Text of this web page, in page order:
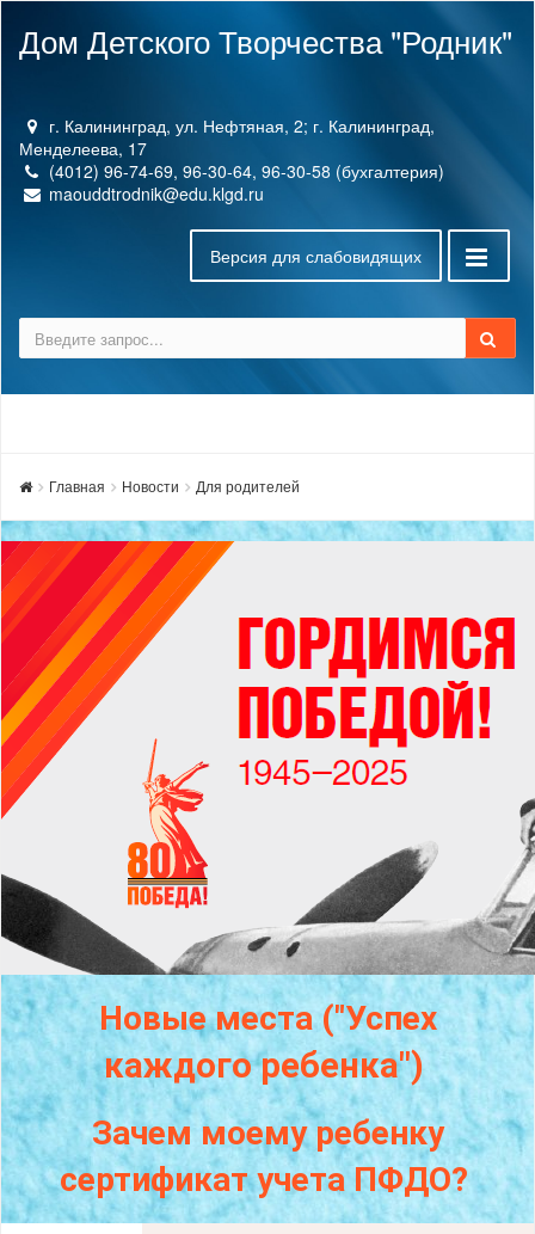
Дом Детского Творчества "Родник"
г. Калининград, ул. Нефтяная, 2; г. Калининград,
Менделеева, 17
(4012) 96-74-69, 96-30-64, 96-30-58 (бухгалтерия)
maouddtrodnik@edu.klgd.ru
Версия для слабовидящих
Главная Новости Для родителей
Новые места ("Успех
каждогоребенка")
Зачем моему ребенку
сертификат учета ПФДО?